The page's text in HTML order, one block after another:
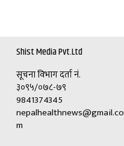
Shist Media Pvt.Ltd
सूचना विभाग दर्ता नं.
३०९५/०७८-७९
9841374345
nepalhealthnews@gmail.co
m